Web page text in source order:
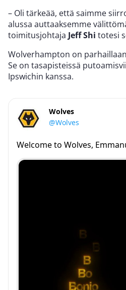
– Oli tärkeää, että saimme
alussa auttaaksemme
toimitusjohtaja Jeff Shi totesi
Wolverhampton on
Se on tasapisteissä
Ipswichin kanssa.
Wolves
@Wolves
Welcome to Wolves,